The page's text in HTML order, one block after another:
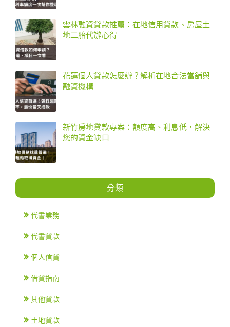
雲林融資貸款推薦：在地信用貸款、房屋土
地二胎代辦心得
花蓮個人貸款怎麼辦？解析在地合法當舖與
融資機構
新竹房地貸款專案：額度高、利息低，解決
您的資金缺口
分類
代書業務
代書貸款
個人信貸
借貸指南
其他貸款
土地貸款